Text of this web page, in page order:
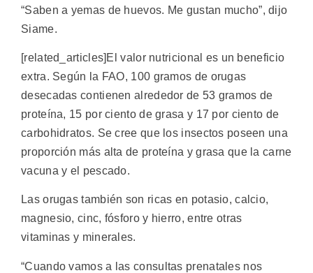
“Saben a yemas de huevos. Me gustan mucho”, dijo
Siame.
[related_articles]El valor nutricional es un beneficio
extra. Según la FAO, 100 gramos de orugas
desecadas contienen alrededor de 53 gramos de
proteína, 15 por ciento de grasa y 17 por ciento de
carbohidratos. Se cree que los insectos poseen una
proporción más alta de proteína y grasa que la carne
vacuna y el pescado.
Las orugas también son ricas en potasio, calcio,
magnesio, cinc, fósforo y hierro, entre otras
vitaminas y minerales.
“Cuando vamos a las consultas prenatales nos